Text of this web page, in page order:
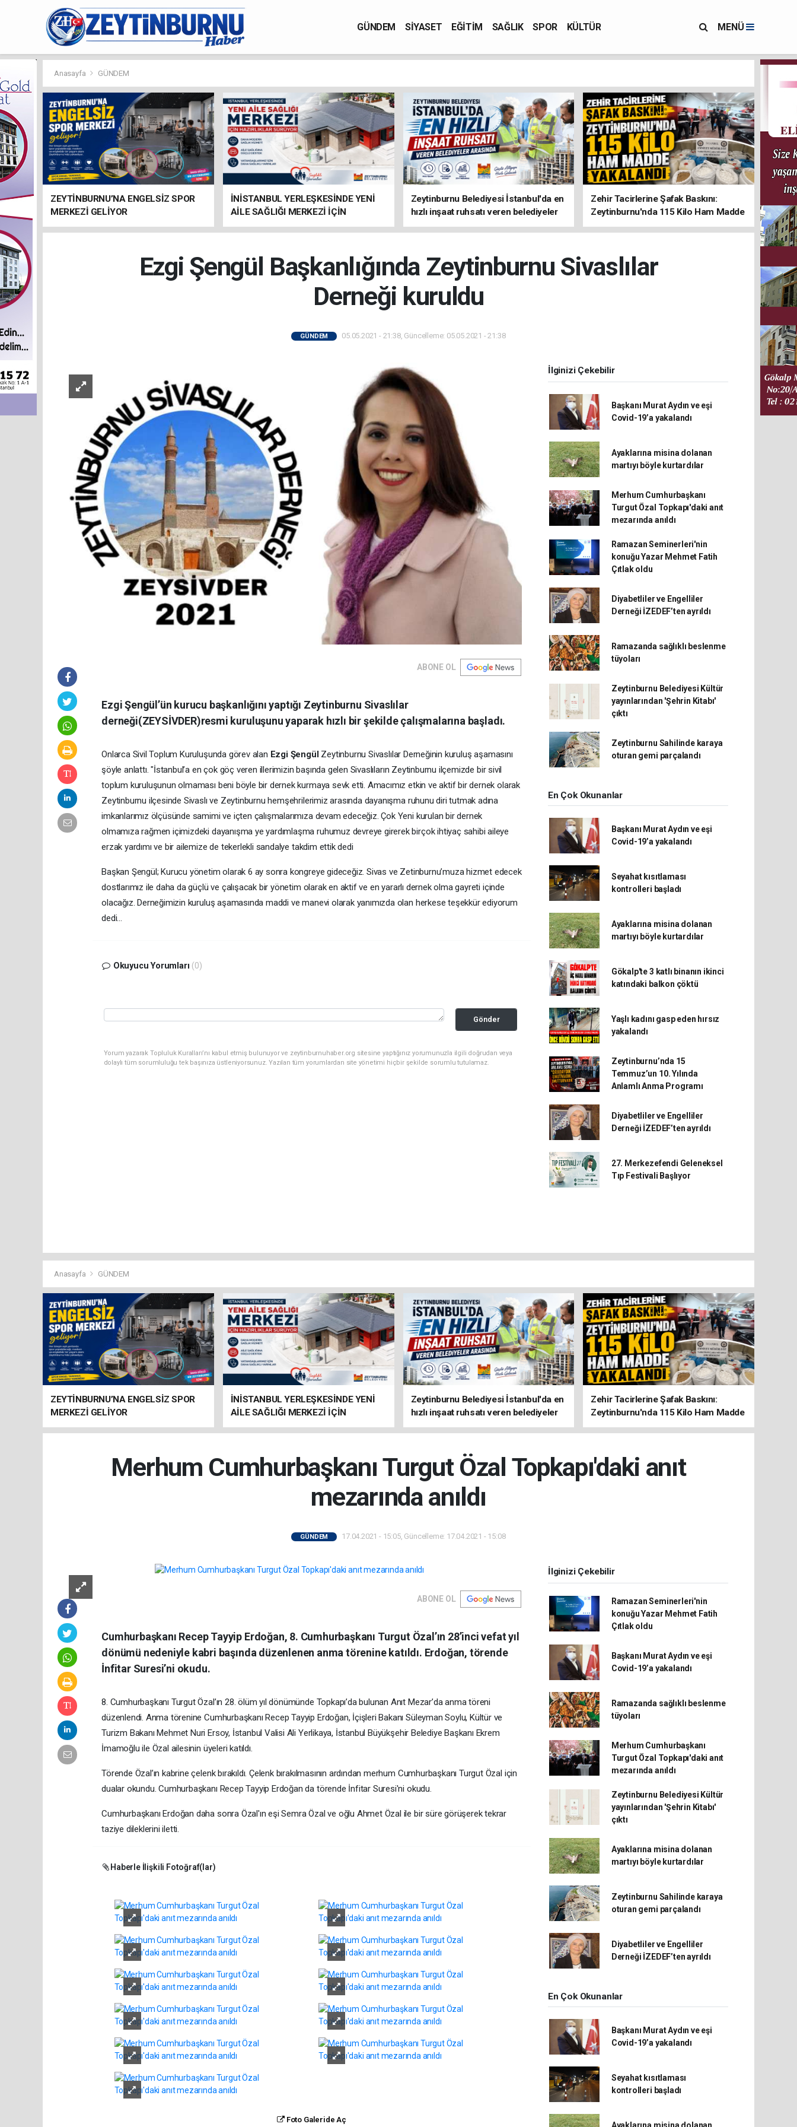
GÜNDEM SİYASET EĞİTİM SAĞLIK SPOR KÜLTÜR MENÜ
Anasayfa GÜNDEM
ZEYTİNBURNU’NA ENGELSİZ SPOR
MERKEZİ GELİYOR
İNİSTANBUL YERLEŞKESİNDE YENİ
AİLE SAĞLIĞI MERKEZİ İÇİN
HAZIRLIKLAR SÜRÜYOR
Zeytinburnu Belediyesi İstanbul'da en
hızlı inşaat ruhsatı veren belediyeler
arasında
Zehir Tacirlerine Şafak Baskını:
Zeytinburnu'nda 115 Kilo Ham Madde
Yakalandı
Ezgi Şengül Başkanlığında Zeytinburnu Sivaslılar
Derneği kuruldu
GÜNDEM 05.05.2021 - 21:38, Güncelleme: 05.05.2021 - 21:38
ABONE OL
Ezgi Şengül’ün kurucu başkanlığını yaptığı Zeytinburnu Sivaslılar
derneği(ZEYSİVDER)resmi kuruluşunu yaparak hızlı bir şekilde çalışmalarına başladı.
Onlarca Sivil Toplum Kuruluşunda görev alan Ezgi Şengül Zeytinburnu Sivaslılar Derneğinin kuruluş aşamasını
şöyle anlattı. "İstanbul’a en çok göç veren illerimizin başında gelen Sivaslıların Zeytinburnu ilçemizde bir sivil
toplum kuruluşunun olmaması beni böyle bir dernek kurmaya sevk etti. Amacımız etkin ve aktif bir dernek olarak
Zeytinburnu ilçesinde Sivaslı ve Zeytinburnu hemşehrilerimiz arasında dayanışma ruhunu diri tutmak adına
imkanlarımız ölçüsünde samimi ve içten çalışmalarımıza devam edeceğiz. Çok Yeni kurulan bir dernek
olmamıza rağmen içimizdeki dayanışma ye yardımlaşma ruhumuz devreye girerek birçok ihtiyaç sahibi aileye
erzak yardımı ve bir ailemize de tekerlekli sandalye takdim ettik dedi
Başkan Şengül; Kurucu yönetim olarak 6 ay sonra kongreye gideceğiz. Sivas ve Zetinburnu’muza hizmet edecek
dostlarımız ile daha da güçlü ve çalışacak bir yönetim olarak en aktif ve en yararlı dernek olma gayreti içinde
olacağız. Derneğimizin kuruluş aşamasında maddi ve manevi olarak yanımızda olan herkese teşekkür ediyorum
dedi...
Okuyucu Yorumları (0)
Gönder
Yorum yazarak Topluluk Kuralları’nı kabul etmiş bulunuyor ve zeytinburnuhaber.org sitesine yaptığınız yorumunuzla ilgili doğrudan veya
dolaylı tüm sorumluluğu tek başınıza üstleniyorsunuz. Yazılan tüm yorumlardan site yönetimi hiçbir şekilde sorumlu tutulamaz.
İlginizi Çekebilir
Başkanı Murat Aydın ve eşi
Covid-19’a yakalandı
Ayaklarına misina dolanan
martıyı böyle kurtardılar
Merhum Cumhurbaşkanı
Turgut Özal Topkapı'daki anıt
mezarında anıldı
Ramazan Seminerleri'nin
konuğu Yazar Mehmet Fatih
Çıtlak oldu
Diyabetliler ve Engelliler
Derneği İZEDEF’ten ayrıldı
Ramazanda sağlıklı beslenme
tüyoları
Zeytinburnu Belediyesi Kültür
yayınlarından 'Şehrin Kitabı'
çıktı
Zeytinburnu Sahilinde karaya
oturan gemi parçalandı
En Çok Okunanlar
Başkanı Murat Aydın ve eşi
Covid-19’a yakalandı
Seyahat kısıtlaması
kontrolleri başladı
Ayaklarına misina dolanan
martıyı böyle kurtardılar
Gökalp'te 3 katlı binanın ikinci
katındaki balkon çöktü
Yaşlı kadını gasp eden hırsız
yakalandı
Zeytinburnu’nda 15
Temmuz’un 10. Yılında
Anlamlı Anma Programı
Diyabetliler ve Engelliler
Derneği İZEDEF’ten ayrıldı
27. Merkezefendi Geleneksel
Tıp Festivali Başlıyor
Anasayfa GÜNDEM
ZEYTİNBURNU’NA ENGELSİZ SPOR
MERKEZİ GELİYOR
İNİSTANBUL YERLEŞKESİNDE YENİ
AİLE SAĞLIĞI MERKEZİ İÇİN
HAZIRLIKLAR SÜRÜYOR
Zeytinburnu Belediyesi İstanbul'da en
hızlı inşaat ruhsatı veren belediyeler
arasında
Zehir Tacirlerine Şafak Baskını:
Zeytinburnu'nda 115 Kilo Ham Madde
Yakalandı
Merhum Cumhurbaşkanı Turgut Özal Topkapı'daki anıt
mezarında anıldı
GÜNDEM 17.04.2021 - 15:05, Güncelleme: 17.04.2021 - 15:08
ABONE OL
Cumhurbaşkanı Recep Tayyip Erdoğan, 8. Cumhurbaşkanı Turgut Özal’ın 28’inci vefat yıl
dönümü nedeniyle kabri başında düzenlenen anma törenine katıldı. Erdoğan, törende
İnfitar Suresi’ni okudu.
8. Cumhurbaşkanı Turgut Özal’ın 28. ölüm yıl dönümünde Topkapı’da bulunan Anıt Mezar’da anma töreni
düzenlendi. Anma törenine Cumhurbaşkanı Recep Tayyip Erdoğan, İçişleri Bakanı Süleyman Soylu, Kültür ve
Turizm Bakanı Mehmet Nuri Ersoy, İstanbul Valisi Ali Yerlikaya, İstanbul Büyükşehir Belediye Başkanı Ekrem
İmamoğlu ile Özal ailesinin üyeleri katıldı.
Törende Özal’ın kabrine çelenk bırakıldı. Çelenk bırakılmasının ardından merhum Cumhurbaşkanı Turgut Özal için
dualar okundu. Cumhurbaşkanı Recep Tayyip Erdoğan da törende İnfitar Suresi'ni okudu.
Cumhurbaşkanı Erdoğan daha sonra Özal'ın eşi Semra Özal ve oğlu Ahmet Özal ile bir süre görüşerek tekrar
taziye dileklerini iletti.
Haberle İlişkili Fotoğraf(lar)
Foto Galeride Aç
İlginizi Çekebilir
Ramazan Seminerleri'nin
konuğu Yazar Mehmet Fatih
Çıtlak oldu
Başkanı Murat Aydın ve eşi
Covid-19’a yakalandı
Ramazanda sağlıklı beslenme
tüyoları
Merhum Cumhurbaşkanı
Turgut Özal Topkapı'daki anıt
mezarında anıldı
Zeytinburnu Belediyesi Kültür
yayınlarından 'Şehrin Kitabı'
çıktı
Ayaklarına misina dolanan
martıyı böyle kurtardılar
Zeytinburnu Sahilinde karaya
oturan gemi parçalandı
Diyabetliler ve Engelliler
Derneği İZEDEF’ten ayrıldı
En Çok Okunanlar
Başkanı Murat Aydın ve eşi
Covid-19’a yakalandı
Seyahat kısıtlaması
kontrolleri başladı
Ayaklarına misina dolanan